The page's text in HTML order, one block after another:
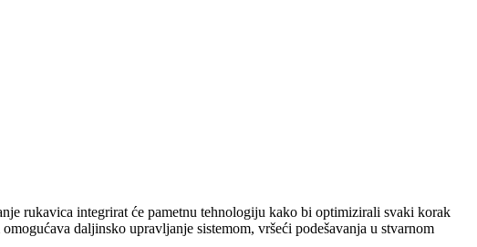
rukavica integrirat će pametnu tehnologiju kako bi optimizirali svaki korak
daljinsko upravljanje sistemom, vršeći podešavanja u stvarnom